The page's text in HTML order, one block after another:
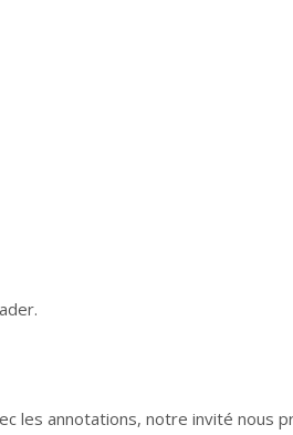
les annotations, notre invité nous